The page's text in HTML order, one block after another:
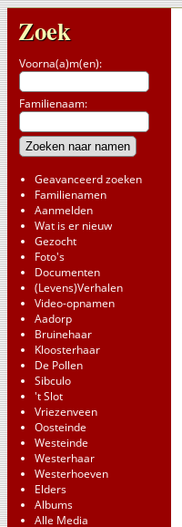
Zoek
Voorna(a)m(en):
Familienaam:
Geavanceerd zoeken
Familienamen
Aanmelden
Wat is er nieuw
Gezocht
Foto's
Documenten
(Levens)Verhalen
Video-opnamen
Aadorp
Bruinehaar
Kloosterhaar
De Pollen
Sibculo
't Slot
Vriezenveen
Oosteinde
Westeinde
Westerhaar
Westerhoeven
Elders
Albums
Alle Media